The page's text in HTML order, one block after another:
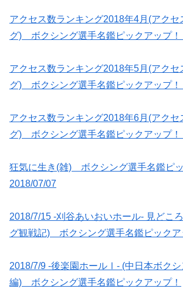
アクセス数ランキング2018年4月(アクセ
グ) ボクシング選手名鑑ピックアップ
アクセス数ランキング2018年5月(アクセ
グ) ボクシング選手名鑑ピックアップ
アクセス数ランキング2018年6月(アクセ
グ) ボクシング選手名鑑ピックアップ
狂気に生き(雑) ボクシング選手名鑑ピ
2018/07/07
2018/7/15 -刈谷あいおいホール- 見どこ
グ観戦記) ボクシング選手名鑑ピックア
2018/7/9 -後楽園ホールⅠ- (中日本ボク
編) ボクシング選手名鑑ピックアップ！